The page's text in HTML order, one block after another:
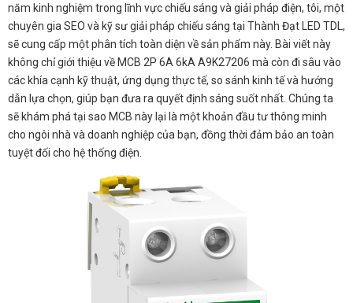
năm kinh nghiệm trong lĩnh vực chiếu sáng và giải pháp điện, tôi, một
chuyên gia SEO và kỹ sư giải pháp chiếu sáng tại Thành Đạt LED TDL,
sẽ cung cấp một phân tích toàn diện về sản phẩm này. Bài viết này
không chỉ giới thiệu về MCB 2P 6A 6kA A9K27206 mà còn đi sâu vào
các khía cạnh kỹ thuật, ứng dụng thực tế, so sánh kinh tế và hướng
dẫn lựa chọn, giúp bạn đưa ra quyết định sáng suốt nhất. Chúng ta
sẽ khám phá tại sao MCB này lại là một khoản đầu tư thông minh
cho ngôi nhà và doanh nghiệp của bạn, đồng thời đảm bảo an toàn
tuyệt đối cho hệ thống điện.